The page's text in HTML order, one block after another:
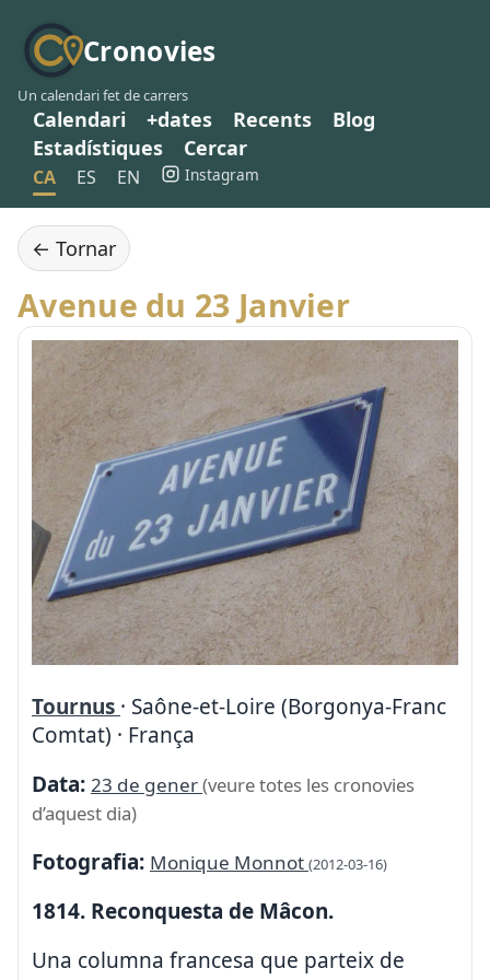
Cronovies
Un calendari fet de carrers
Calendari +dates Recents
Blog
Estadístiques
Cercar
CA ES EN Instagram
← Tornar
Avenue du 23 Janvier
Tournus · Saône-et-Loire (Borgonya-Franc
Comtat) · França
Data: 23 de gener(veure totes les cronovies
d’aquest dia)
Fotografia: Monique Monnot (2012-03-16)
1814. Reconquesta de Mâcon.
Una columna francesa que parteix de